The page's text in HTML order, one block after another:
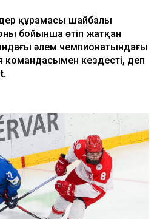
құрамасы шайбалы
бойынша өтіп жатқан
әлем чемпионатындағы
командасымен кездесті, деп
.